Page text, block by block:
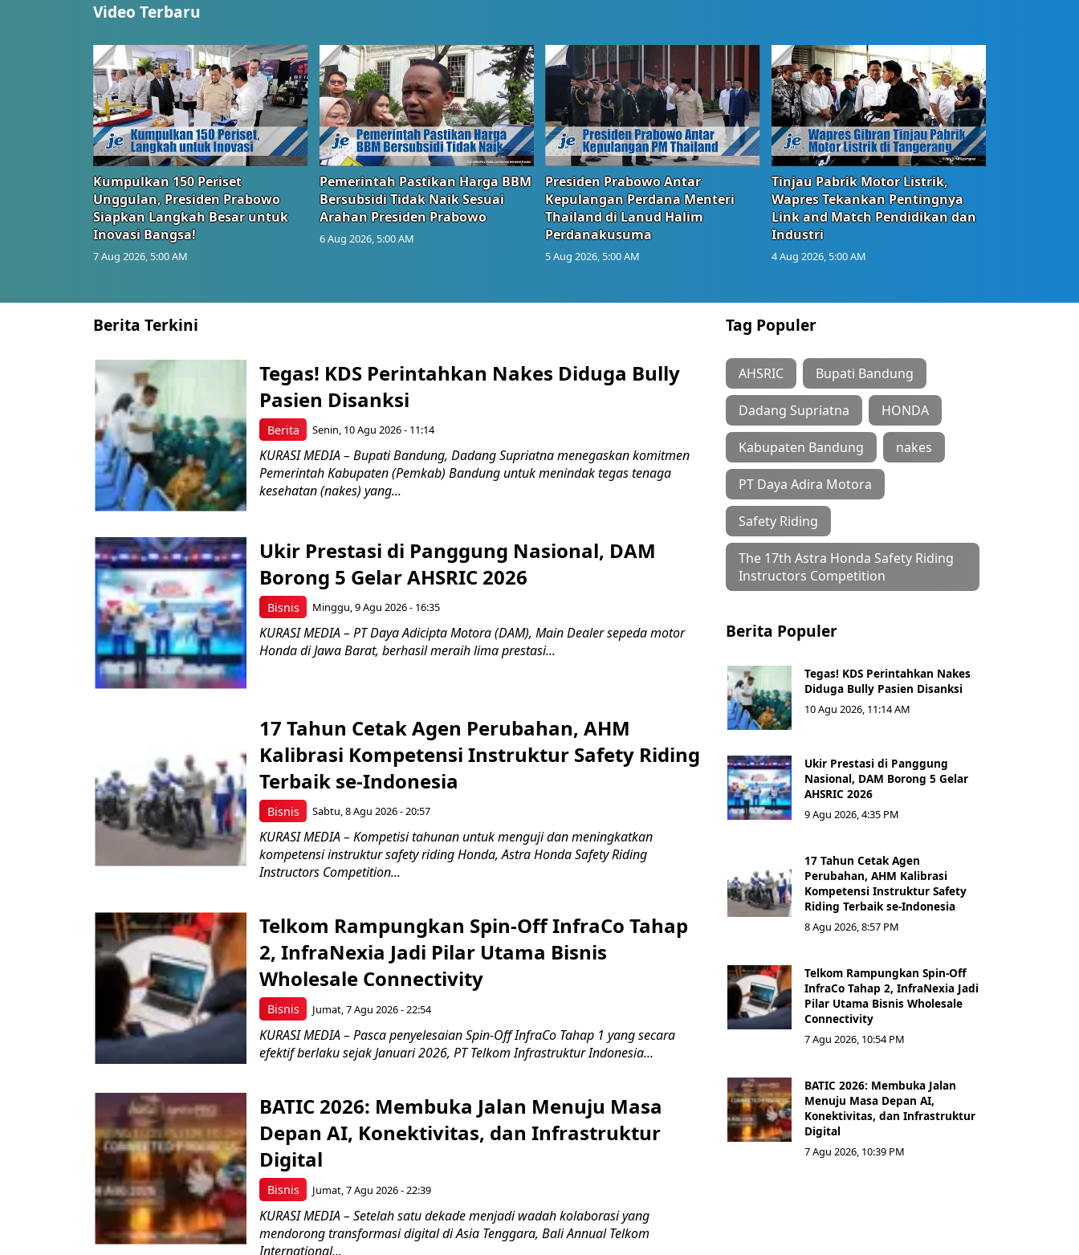
Video Terbaru
Kumpulkan 150 Periset
Unggulan, Presiden Prabowo
Siapkan Langkah Besar untuk
Inovasi Bangsa!
7 Aug 2026, 5:00 AM
Pemerintah Pastikan Harga BBM
Bersubsidi Tidak Naik Sesuai
Arahan Presiden Prabowo
6 Aug 2026, 5:00 AM
Presiden Prabowo Antar
Kepulangan Perdana Menteri
Thailand di Lanud Halim
Perdanakusuma
5 Aug 2026, 5:00 AM
Tinjau Pabrik Motor Listrik,
Wapres Tekankan Pentingnya
Link and Match Pendidikan dan
Industri
4 Aug 2026, 5:00 AM
Berita Terkini
Berita
Tegas! KDS Perintahkan Nakes Diduga Bully
Pasien Disanksi
Senin, 10 Agu 2026 - 11:14
KURASI MEDIA – Bupati Bandung, Dadang Supriatna menegaskan komitmen
Pemerintah Kabupaten (Pemkab) Bandung untuk menindak tegas tenaga
kesehatan (nakes) yang...
Bisnis
Ukir Prestasi di Panggung Nasional, DAM
Borong 5 Gelar AHSRIC 2026
Minggu, 9 Agu 2026 - 16:35
KURASI MEDIA – PT Daya Adicipta Motora (DAM), Main Dealer sepeda motor
Honda di Jawa Barat, berhasil meraih lima prestasi...
Bisnis
17 Tahun Cetak Agen Perubahan, AHM
Kalibrasi Kompetensi Instruktur Safety Riding
Terbaik se-Indonesia
Sabtu, 8 Agu 2026 - 20:57
KURASI MEDIA – Kompetisi tahunan untuk menguji dan meningkatkan
kompetensi instruktur safety riding Honda, Astra Honda Safety Riding
Instructors Competition...
Bisnis
Telkom Rampungkan Spin-Off InfraCo Tahap
2, InfraNexia Jadi Pilar Utama Bisnis
Wholesale Connectivity
Jumat, 7 Agu 2026 - 22:54
KURASI MEDIA – Pasca penyelesaian Spin-Off InfraCo Tahap 1 yang secara
efektif berlaku sejak Januari 2026, PT Telkom Infrastruktur Indonesia...
Bisnis
BATIC 2026: Membuka Jalan Menuju Masa
Depan AI, Konektivitas, dan Infrastruktur
Digital
Jumat, 7 Agu 2026 - 22:39
KURASI MEDIA – Setelah satu dekade menjadi wadah kolaborasi yang
mendorong transformasi digital di Asia Tenggara, Bali Annual Telkom
International...
Tag Populer
AHSRIC Bupati Bandung
Dadang Supriatna HONDA
Kabupaten Bandung nakes
PT Daya Adira Motora
Safety Riding
The 17th Astra Honda Safety Riding
Instructors Competition
Berita Populer
Tegas! KDS Perintahkan Nakes
Diduga Bully Pasien Disanksi
10 Agu 2026, 11:14 AM
Ukir Prestasi di Panggung
Nasional, DAM Borong 5 Gelar
AHSRIC 2026
9 Agu 2026, 4:35 PM
17 Tahun Cetak Agen
Perubahan, AHM Kalibrasi
Kompetensi Instruktur Safety
Riding Terbaik se-Indonesia
8 Agu 2026, 8:57 PM
Telkom Rampungkan Spin-Off
InfraCo Tahap 2, InfraNexia Jadi
Pilar Utama Bisnis Wholesale
Connectivity
7 Agu 2026, 10:54 PM
BATIC 2026: Membuka Jalan
Menuju Masa Depan AI,
Konektivitas, dan Infrastruktur
Digital
7 Agu 2026, 10:39 PM